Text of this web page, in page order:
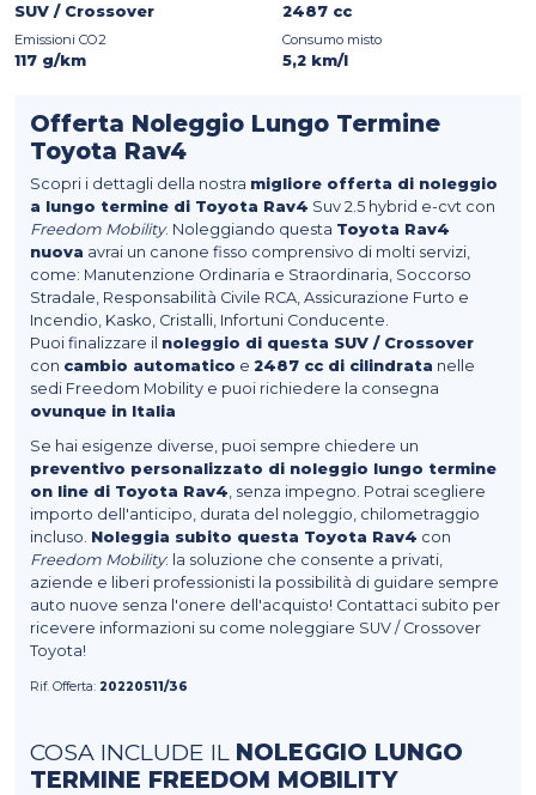
SUV / Crossover 2487 cc
Emissioni CO2
117 g/km
Consumo misto
5,2 km/l
Offerta Noleggio Lungo Termine
Toyota Rav4
Scopri i dettagli della nostra migliore offerta di noleggio
a lungo termine di Toyota Rav4 Suv 2.5 hybrid e-cvt con
Freedom Mobility. Noleggiando questa Toyota Rav4
nuova avrai un canone fisso comprensivo di molti servizi,
come: Manutenzione Ordinaria e Straordinaria, Soccorso
Stradale, Responsabilità Civile RCA, Assicurazione Furto e
Incendio, Kasko, Cristalli, Infortuni Conducente.
Puoi finalizzare il noleggio di questa SUV / Crossover
con cambio automatico e 2487 cc di cilindrata nelle
sedi Freedom Mobility e puoi richiedere la consegna
ovunque in Italia
Se hai esigenze diverse, puoi sempre chiedere un
preventivo personalizzato di noleggio lungo termine
on line di Toyota Rav4 , senza impegno. Potrai scegliere
importo dell'anticipo, durata del noleggio, chilometraggio
incluso. Noleggia subito questa Toyota Rav4 con
Freedom Mobility: la soluzione che consente a privati,
aziende e liberi professionisti la possibilità di guidare sempre
auto nuove senza l'onere dell'acquisto! Contattaci subito per
ricevere informazioni su come noleggiare SUV / Crossover
Toyota!
Rif. Offerta: 20220511/36
COSA INCLUDE IL NOLEGGIO LUNGO
TERMINE FREEDOM MOBILITY